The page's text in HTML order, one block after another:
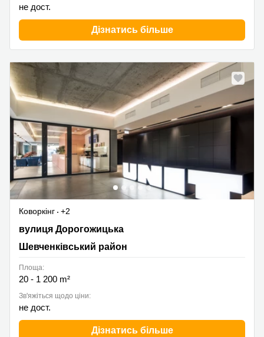
не дост.
Дізнатись більше
Коворкінг
+2
вулиця Дорогожицька 3, Шевченківський район
вулиця Дорогожицька
Шевченківський район
Площа:
20 - 1 200 m²
Зв'яжіться щодо ціни:
не дост.
Дізнатись більше